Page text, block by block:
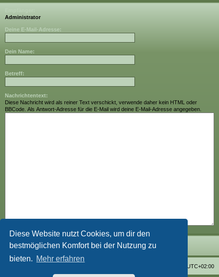
Diese Website nutzt Cookies, um dir den
bestmöglichen Komfort bei der Nutzung zu
bieten. Mehr erfahren
Administrator
Deine E-Mail-Adresse:
Dein Name:
Betreff:
Nachrichtentext:
Diese Nachricht wird als reiner Text verschickt, verwende daher kein HTML oder
BBCode. Als Antwort-Adresse für die E-Mail wird deine E-Mail-Adresse angegeben.
UTC+02:00